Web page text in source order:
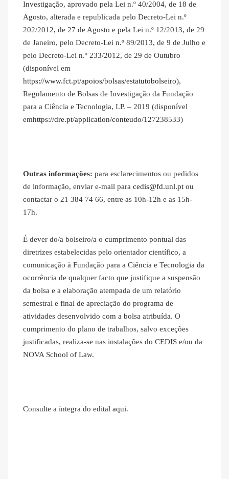
Investigação, aprovado pela Lei n.º 40/2004, de 18 de
Agosto, alterada e republicada pelo Decreto-Lei n.º
202/2012, de 27 de Agosto e pela Lei n.º 12/2013, de 29
de Janeiro, pelo Decreto-Lei n.º 89/2013, de 9 de Julho e
pelo Decreto-Lei n.º 233/2012, de 29 de Outubro
(disponível em
https://www.fct.pt/apoios/bolsas/estatutobolseiro),
Regulamento de Bolsas de Investigação da Fundação
para a Ciência e Tecnologia, I.P. – 2019 (disponível
emhttps://dre.pt/application/conteudo/127238533)
Outras informações: para esclarecimentos ou pedidos
de informação, enviar e-mail para cedis@fd.unl.pt ou
contactar o 21 384 74 66, entre as 10h-12h e as 15h-
17h.
É dever do/a bolseiro/a o cumprimento pontual das
diretrizes estabelecidas pelo orientador científico, a
comunicação à Fundação para a Ciência e Tecnologia da
ocorrência de qualquer facto que justifique a suspensão
da bolsa e a elaboração atempada de um relatório
semestral e final de apreciação do programa de
atividades desenvolvido com a bolsa atribuída. O
cumprimento do plano de trabalhos, salvo exceções
justificadas, realiza-se nas instalações do CEDIS e/ou da
NOVA School of Law.
Consulte a íntegra do edital aqui.